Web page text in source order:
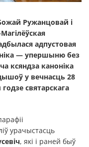
Ружанцовай і
адпустовая
— упершыню без
ксяндза каноніка
у вечнасць 28
святарскага
урачыстасць
, які і раней быў